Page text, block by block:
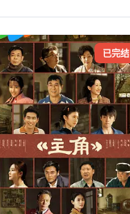
已完结